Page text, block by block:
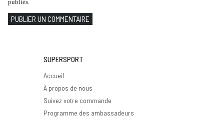
publiés.
PUBLIER UN COMMENTAIRE
SUPERSPORT
Accueil
À propos de nous
Suivez votre commande
Programme des ambassadeurs